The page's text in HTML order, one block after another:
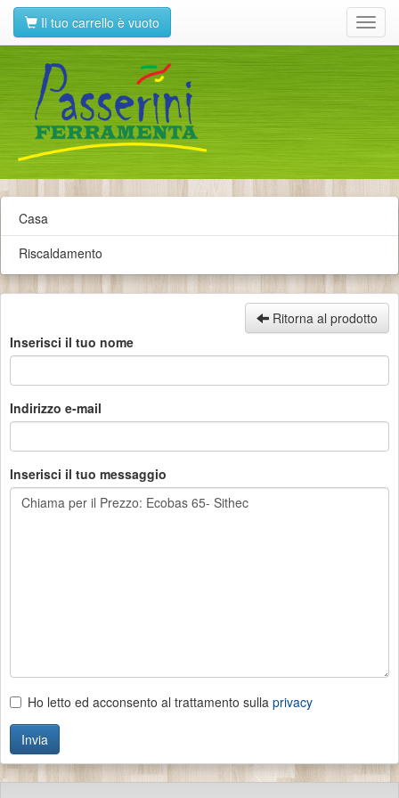
Il tuo carrello è vuoto
Casa
Riscaldamento
Ritorna al prodotto
Inserisci il tuo nome
Indirizzo e-mail
Inserisci il tuo messaggio
Ho letto ed acconsento al trattamento sulla privacy